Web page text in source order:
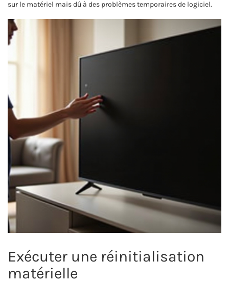
sur le matériel mais dû à des problèmes temporaires de logiciel.
Exécuter une réinitialisation
matérielle